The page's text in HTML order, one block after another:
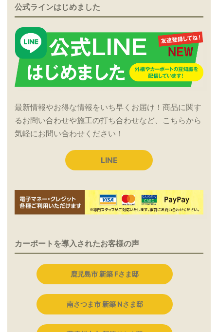
公式ラインはじめました
最新情報やお得な情報をいち早くお届け！商品に関す
るお問い合わせや施工の打ち合わせなど、こちらから
気軽にお問い合わせください！
LINE
カーポートを導入されたお客様の声
鹿児島市 新築 Fさま邸
南さつま市 新築 Nさま邸